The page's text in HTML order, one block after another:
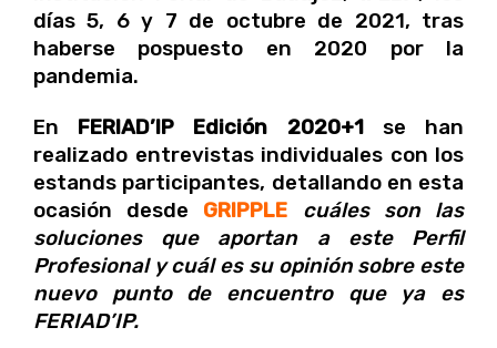
días 5, 6 y 7 de octubre de 2021, tras
haberse pospuesto en 2020 por la
pandemia.
En FERIAD’IP Edición 2020+1 se han
realizado entrevistas individuales con los
estands participantes, detallando en esta
ocasión desde GRIPPLE cuáles son las
soluciones que aportan a este Perfil
Profesional y cuál es su opinión sobre este
nuevo punto de encuentro que ya es
FERIAD’IP.